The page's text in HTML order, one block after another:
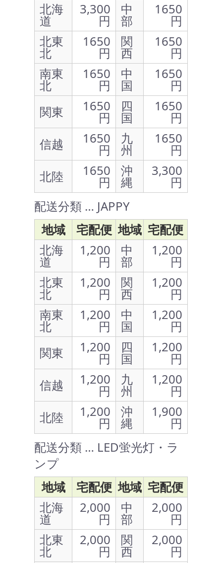
北海
道
3,300
円
中
部
1650
円
北東
北
1650
円
関
西
1650
円
南東
北
1650
円
中
国
1650
円
関東
1650
円
四
国
1650
円
信越
1650
円
九
州
1650
円
北陸
1650
円
沖
縄
3,300
円
配送分類 … JAPPY
地域
宅配便 地域 宅配便
北海
道
1,200
円
中
部
1,200
円
北東
北
1,200
円
関
西
1,200
円
南東
北
1,200
円
中
国
1,200
円
関東
1,200
円
四
国
1,200
円
信越
1,200
円
九
州
1,200
円
北陸
1,200
円
沖
縄
1,900
円
配送分類 … LED蛍光灯・ラ
ンプ
地域
宅配便 地域 宅配便
北海
道
2,000
円
中
部
2,000
円
北東
北
2,000
円
関
西
2,000
円